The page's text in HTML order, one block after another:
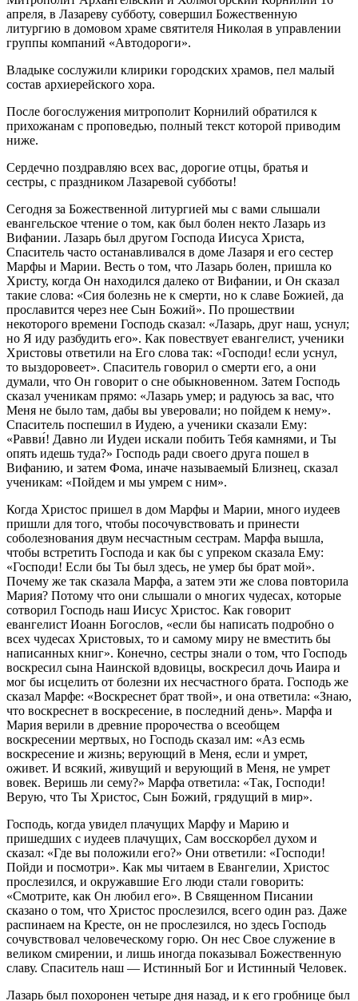
апреля, в Лазареву субботу, совершил Божественную
литургию в домовом храме святителя Николая в управлении
группы компаний «Автодороги».
Владыке сослужили клирики городских храмов, пел малый
состав архиерейского хора.
После богослужения митрополит Корнилий обратился к
прихожанам с проповедью, полный текст которой приводим
ниже.
Сердечно поздравляю всех вас, дорогие отцы, братья и
сестры, с праздником Лазаревой субботы!
Сегодня за Божественной литургией мы с вами слышали
евангельское чтение о том, как был болен некто Лазарь из
Вифании. Лазарь был другом Господа Иисуса Христа,
Спаситель часто останавливался в доме Лазаря и его сестер
Марфы и Марии. Весть о том, что Лазарь болен, пришла ко
Христу, когда Он находился далеко от Вифании, и Он сказал
такие слова: «Сия болезнь не к смерти, но к славе Божией, да
прославится через нее Сын Божий». По прошествии
некоторого времени Господь сказал: «Лазарь, друг наш, уснул;
но Я иду разбудить его». Как повествует евангелист, ученики
Христовы ответили на Его слова так: «Господи! если уснул,
то выздоровеет». Спаситель говорил о смерти его, а они
думали, что Он говорит о сне обыкновенном. Затем Господь
сказал ученикам прямо: «Лазарь умер; и радуюсь за вас, что
Меня не было там, дабы вы уверовали; но пойдем к нему».
Спаситель поспешил в Иудею, а ученики сказали Ему:
«Равви́! Давно ли Иудеи искали побить Тебя камнями, и Ты
опять идешь туда?» Господь ради своего друга пошел в
Вифанию, и затем Фома, иначе называемый Близнец, сказал
ученикам: «Пойдем и мы умрем с ним».
Когда Христос пришел в дом Марфы и Марии, много иудеев
пришли для того, чтобы посочувствовать и принести
соболезнования двум несчастным сестрам. Марфа вышла,
чтобы встретить Господа и как бы с упреком сказала Ему:
«Господи! Если бы Ты был здесь, не умер бы брат мой».
Почему же так сказала Марфа, а затем эти же слова повторила
Мария? Потому что они слышали о многих чудесах, которые
сотворил Господь наш Иисус Христос. Как говорит
евангелист Иоанн Богослов, «если бы написать подробно о
всех чудесах Христовых, то и самому миру не вместить бы
написанных книг». Конечно, сестры знали о том, что Господь
воскресил сына Наинской вдовицы, воскресил дочь Иаира и
мог бы исцелить от болезни их несчастного брата. Господь же
сказал Марфе: «Воскреснет брат твой», и она ответила: «Знаю,
что воскреснет в воскресение, в последний день». Марфа и
Мария верили в древние пророчества о всеобщем
воскресении мертвых, но Господь сказал им: «Аз есмь
воскресение и жизнь; верующий в Меня, если и умрет,
оживет. И всякий, живущий и верующий в Меня, не умрет
вовек. Веришь ли сему?» Марфа ответила: «Так, Господи!
Верую, что Ты Христос, Сын Божий, грядущий в мир».
Господь, когда увидел плачущих Марфу и Марию и
пришедших с иудеев плачущих, Сам восскорбел духом и
сказал: «Где вы положили его?» Они ответили: «Господи!
Пойди и посмотри». Как мы читаем в Евангелии, Христос
прослезился, и окружавшие Его люди стали говорить:
«Смотрите, как Он любил его». В Священном Писании
сказано о том, что Христос прослезился, всего один раз. Даже
распинаем на Кресте, он не прослезился, но здесь Господь
сочувствовал человеческому горю. Он нес Свое служение в
великом смирении, и лишь иногда показывал Божественную
славу. Спаситель наш — Истинный Бог и Истинный Человек.
Лазарь был похоронен четыре дня назад, и к его гробнице был